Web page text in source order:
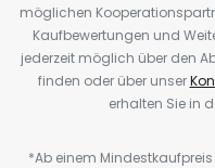
möglichen
Kaufbewertungen und
jederzeit möglich über den
finden oder über unser
erhalten Sie in
*Ab einem